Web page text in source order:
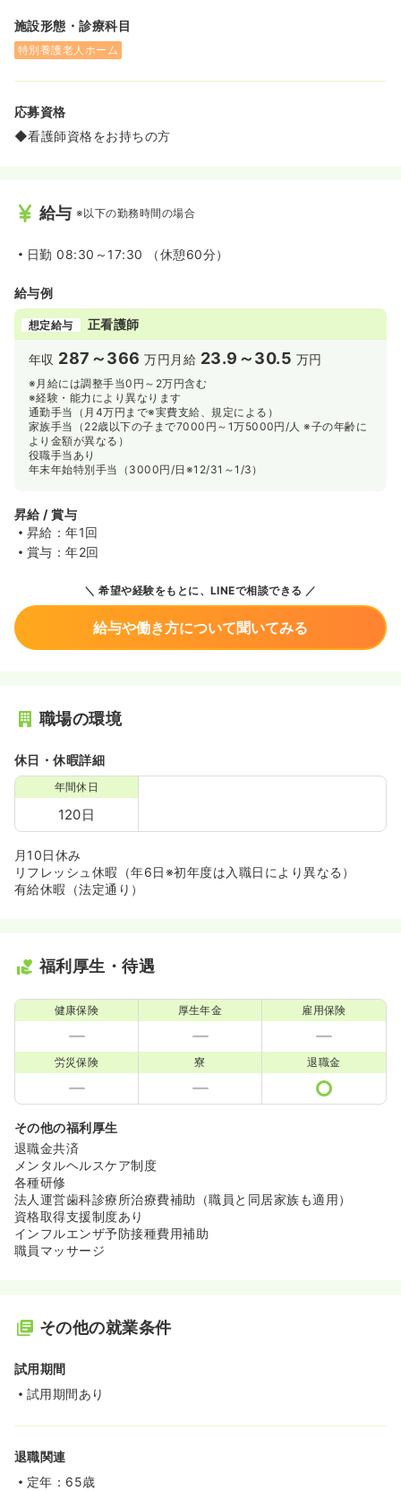
施設形態・診療科目
特別養護老人ホーム
応募資格
◆看護師資格をお持ちの方
給与 ※以下の勤務時間の場合
日勤 08:30～17:30 （休憩60分）
給与例
想定給与 正看護師
年収 287～366 万円 月給 23.9～30.5 万円
※月給には調整手当0円～2万円含む
※経験・能力により異なります
通勤手当（月4万円まで※実費支給、規定による）
家族手当（22歳以下の子まで7000円～1万5000円/人 ※子の年齢に
より金額が異なる）
役職手当あり
年末年始特別手当（3000円/日※12/31～1/3）
昇給 / 賞与
昇給：年1回
賞与：年2回
希望や経験をもとに、LINEで相談できる
給与や働き方について聞いてみる
職場の環境
休日・休暇詳細
年間休日
120日
月10日休み
リフレッシュ休暇（年6日※初年度は入職日により異なる）
有給休暇（法定通り）
福利厚生・待遇
健康保険 厚生年金 雇用保険
労災保険 寮 退職金
その他の福利厚生
退職金共済
メンタルヘルスケア制度
各種研修
法人運営歯科診療所治療費補助（職員と同居家族も適用）
資格取得支援制度あり
インフルエンザ予防接種費用補助
職員マッサージ
その他の就業条件
試用期間
試用期間あり
退職関連
定年：65歳